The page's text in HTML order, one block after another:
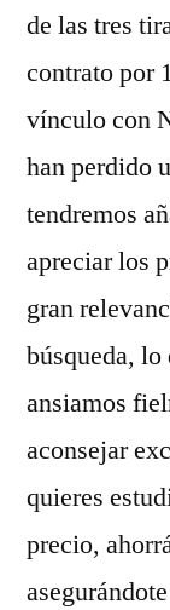
de las tres
contrato por
vínculo con
han perdido
tendremos
apreciar los
gran
búsqueda, lo
ansiamos
aconsejar
quieres
precio,